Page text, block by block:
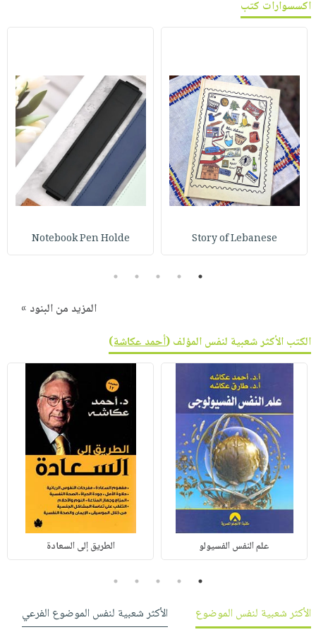
اكسسوارات كتب
Story of Lebanese
Notebook Pen Holde
1
2
3
4
5
المزيد من البنود »
الكتب الأكثر شعبية لنفس المؤلف (أحمد عكاشة)
علم النفس الفسيولو الطريق إلى السعادة
1
2
3
4
5
الأكثر شعبية لنفس الموضوع
الأكثر شعبية لنفس الموضوع الفرعي